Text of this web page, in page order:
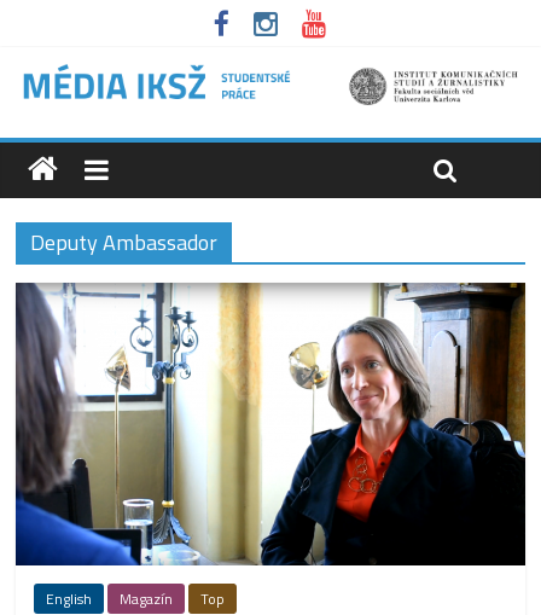
Deputy Ambassador
English Magazín Top